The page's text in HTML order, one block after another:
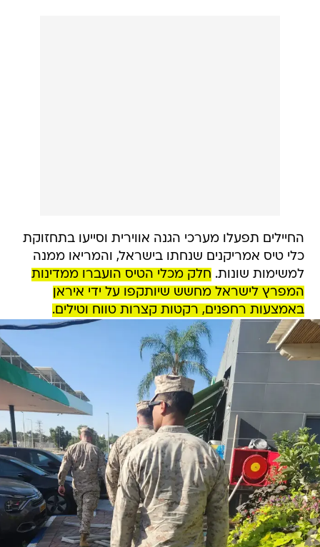
החיילים תפעלו מערכי הגנה אווירית וסייעו בתחזוקת
כלי טיס אמריקנים שנחתו בישראל, והמריאו ממנה
למשימות שונות. חלק מכלי הטיס הועברו ממדינות
המפרץ לישראל מחשש שיותקפו על ידי איראן
באמצעות רחפנים, רקטות קצרות טווח וטילים.